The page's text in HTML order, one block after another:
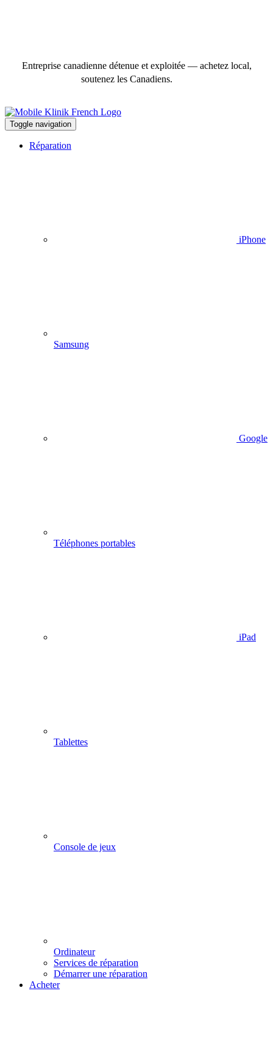
Entreprise canadienne détenue et exploitée — achetez local,
soutenez les Canadiens.
Toggle navigation
Réparation
iPhone
Samsung
Google
Téléphones portables
iPad
Tablettes
Console de jeux
Ordinateur
Services de réparation
Démarrer une réparation
Acheter